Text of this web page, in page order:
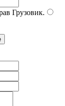
Грузовик.